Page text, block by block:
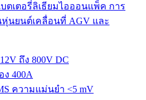
ตเตอรี่ลิเธียมไอออนแพ็ค การ
นยนต์เคลื่อนที่ AGV และ
ถึง 800V DC
400A
ความแม่นยำ <5 mV